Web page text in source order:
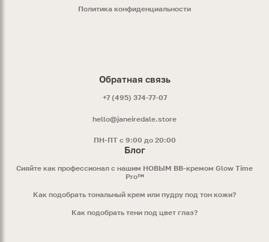
Политика конфиденциальности
Обратная связь
+7 (495) 374-77-07
hello@janeiredale.store
ПН-ПТ с 9:00 до 20:00
Блог
Сияйте как профессионал с нашим НОВЫМ ВВ-кремом Glow Time
Pro™
Как подобрать тональный крем или пудру под тон кожи?
Как подобрать тени под цвет глаз?